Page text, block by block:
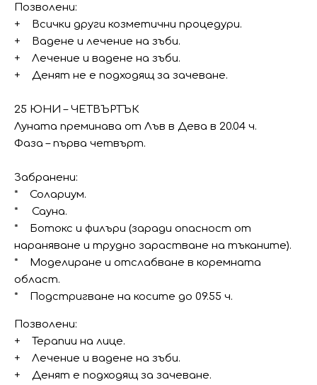
Позволени:
+ Всички други козметични процедури.
+ Вадене и лечение на зъби.
+ Лечение и вадене на зъби.
+ Денят не е подходящ за зачеване.
25 ЮНИ – ЧЕТВЪРТЪК
Луната преминава от Лъв в Дева в 20.04 ч.
Фаза – първа четвърт.
Забранени:
* Солариум.
* Сауна.
* Ботокс и филъри (заради опасност от
нараняване и трудно зарастване на тъканите).
* Моделиране и отслабване в коремната
област.
* Подстригване на косите до 09.55 ч.
Позволени:
+ Терапии на лице.
+ Лечение и вадене на зъби.
+ Денят е подходящ за зачеване.